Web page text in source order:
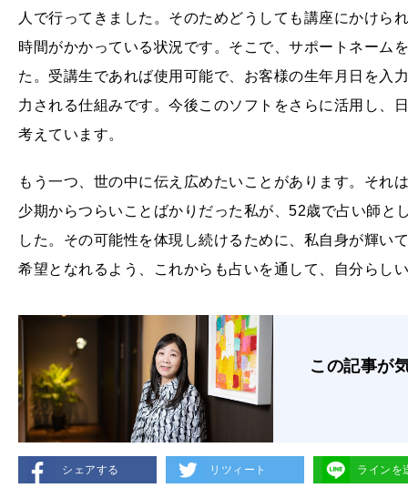
人で行ってきました。そのためどうしても講座にかけら
時間がかかっている状況です。そこで、サポートネーム
た。受講生であれば使用可能で、お客様の生年月日を入
力される仕組みです。今後このソフトをさらに活用し、
考えています。
もう一つ、世の中に伝え広めたいことがあります。それ
少期からつらいことばかりだった私が、52歳で占い師と
した。その可能性を体現し続けるために、私自身が輝い
希望となれるよう、これからも占いを通して、自分らし
この記事が
シェアする リツィート ラインを